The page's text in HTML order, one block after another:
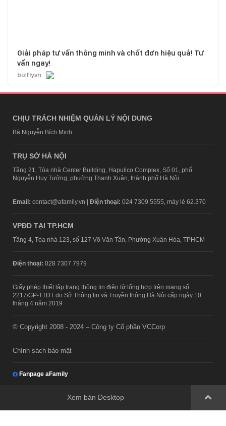
Giải pháp tư vấn thông minh và chốt đơn hiệu quả! Tư
vấn ngay!
bizfly.vn
CHỊU TRÁCH NHIỆM QUẢN LÝ NỘI DUNG
Bà Nguyễn Bích Minh
TRỤ SỞ HÀ NỘI
Tầng 21, Tòa nhà Center Building, Hapulico Complex, Số 01, phố
Nguyễn Huy Tưởng, phường Thanh Xuân, thành phố Hà Nội
Email: contact@afamily.vn | Điện thoại: 024 7309 5555, máy lẻ 62.370
VPĐD TẠI TP.HCM
Tầng 4, Tòa nhà 123, số 127 Võ Văn Tần, Phường Xuân Hòa, TPHCM
Điện thoại: 028 7307 7979
Giấy phép thiết lập trang thông tin điện tử tổng hợp trên mạng số
2217/GP-TTĐT do Sở Thông tin và Truyền thông Hà Nội cấp ngày 10
tháng 4 năm 2019
© Copyright 2008 - 2024 – Công ty Cổ phần VCCorp
Chính sách bảo mật
Fanpage aFamily
Xem bản Desktop